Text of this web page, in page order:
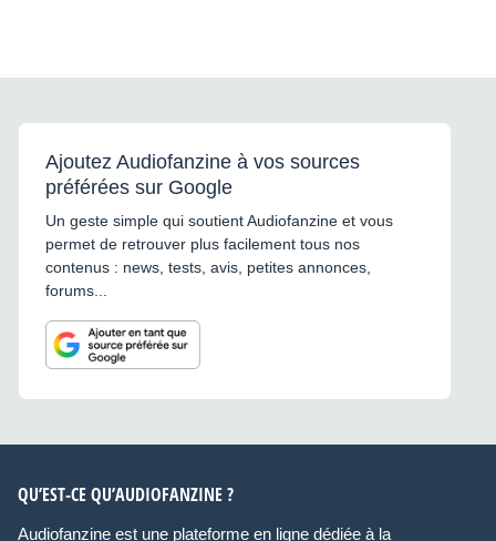
Ajoutez Audiofanzine à vos sources
préférées sur Google
Un geste simple qui soutient Audiofanzine et vous
permet de retrouver plus facilement tous nos
contenus : news, tests, avis, petites annonces,
forums...
QU’EST-CE QU’AUDIOFANZINE ?
Audiofanzine est une plateforme en ligne dédiée à la